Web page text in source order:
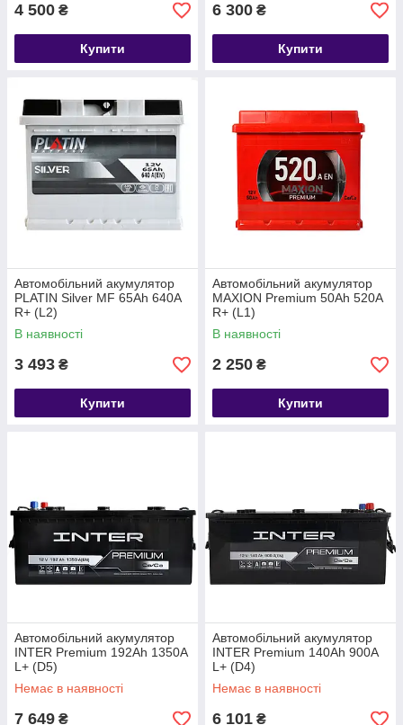
4 500 ₴
Купити
6 300 ₴
Купити
Автомобільний акумулятор
PLATIN Silver MF 65Ah 640A
R+ (L2)
В наявності
3 493 ₴
Купити
Автомобільний акумулятор
MAXION Premium 50Аh 520A
R+ (L1)
В наявності
2 250 ₴
Купити
Автомобільний акумулятор
INTER Premium 192Ah 1350A
L+ (D5)
Немає в наявності
7 649 ₴
Автомобільний акумулятор
INTER Premium 140Ah 900A
L+ (D4)
Немає в наявності
6 101 ₴